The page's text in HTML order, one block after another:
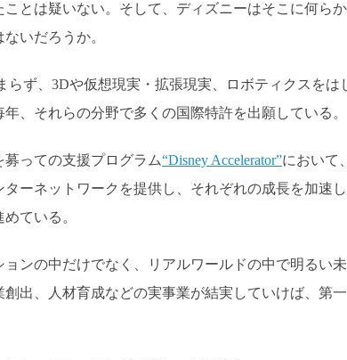
とは疑いない。そして、ディズニーはそこに何らか
いだろうか。
ず、3Dや仮想現実・拡張現実、ロボティクスをは
、それらの分野で多くの国際特許を出願している。
っての支援プログラム“Disney Accelerator”において
ーネットワークを提供し、それぞれの成長を加速し
ている。
ンの中だけでなく、リアルワールドの中で明るい未
出、人材育成などの実事業が結実していけば、第一